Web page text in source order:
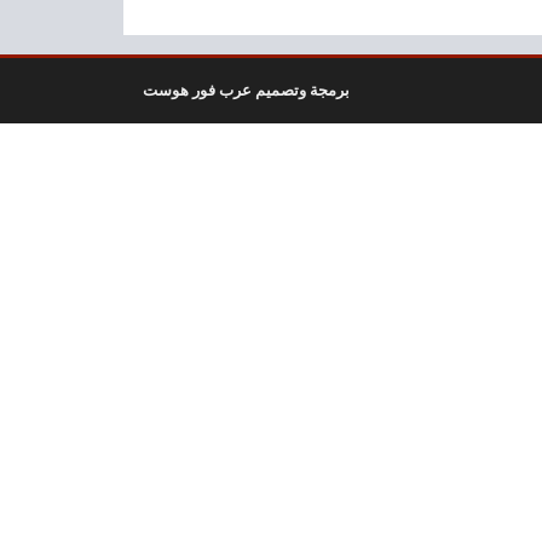
برمجة وتصميم عرب فور هوست